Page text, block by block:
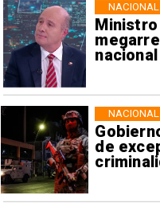
NACIONAL
de
NACIONAL